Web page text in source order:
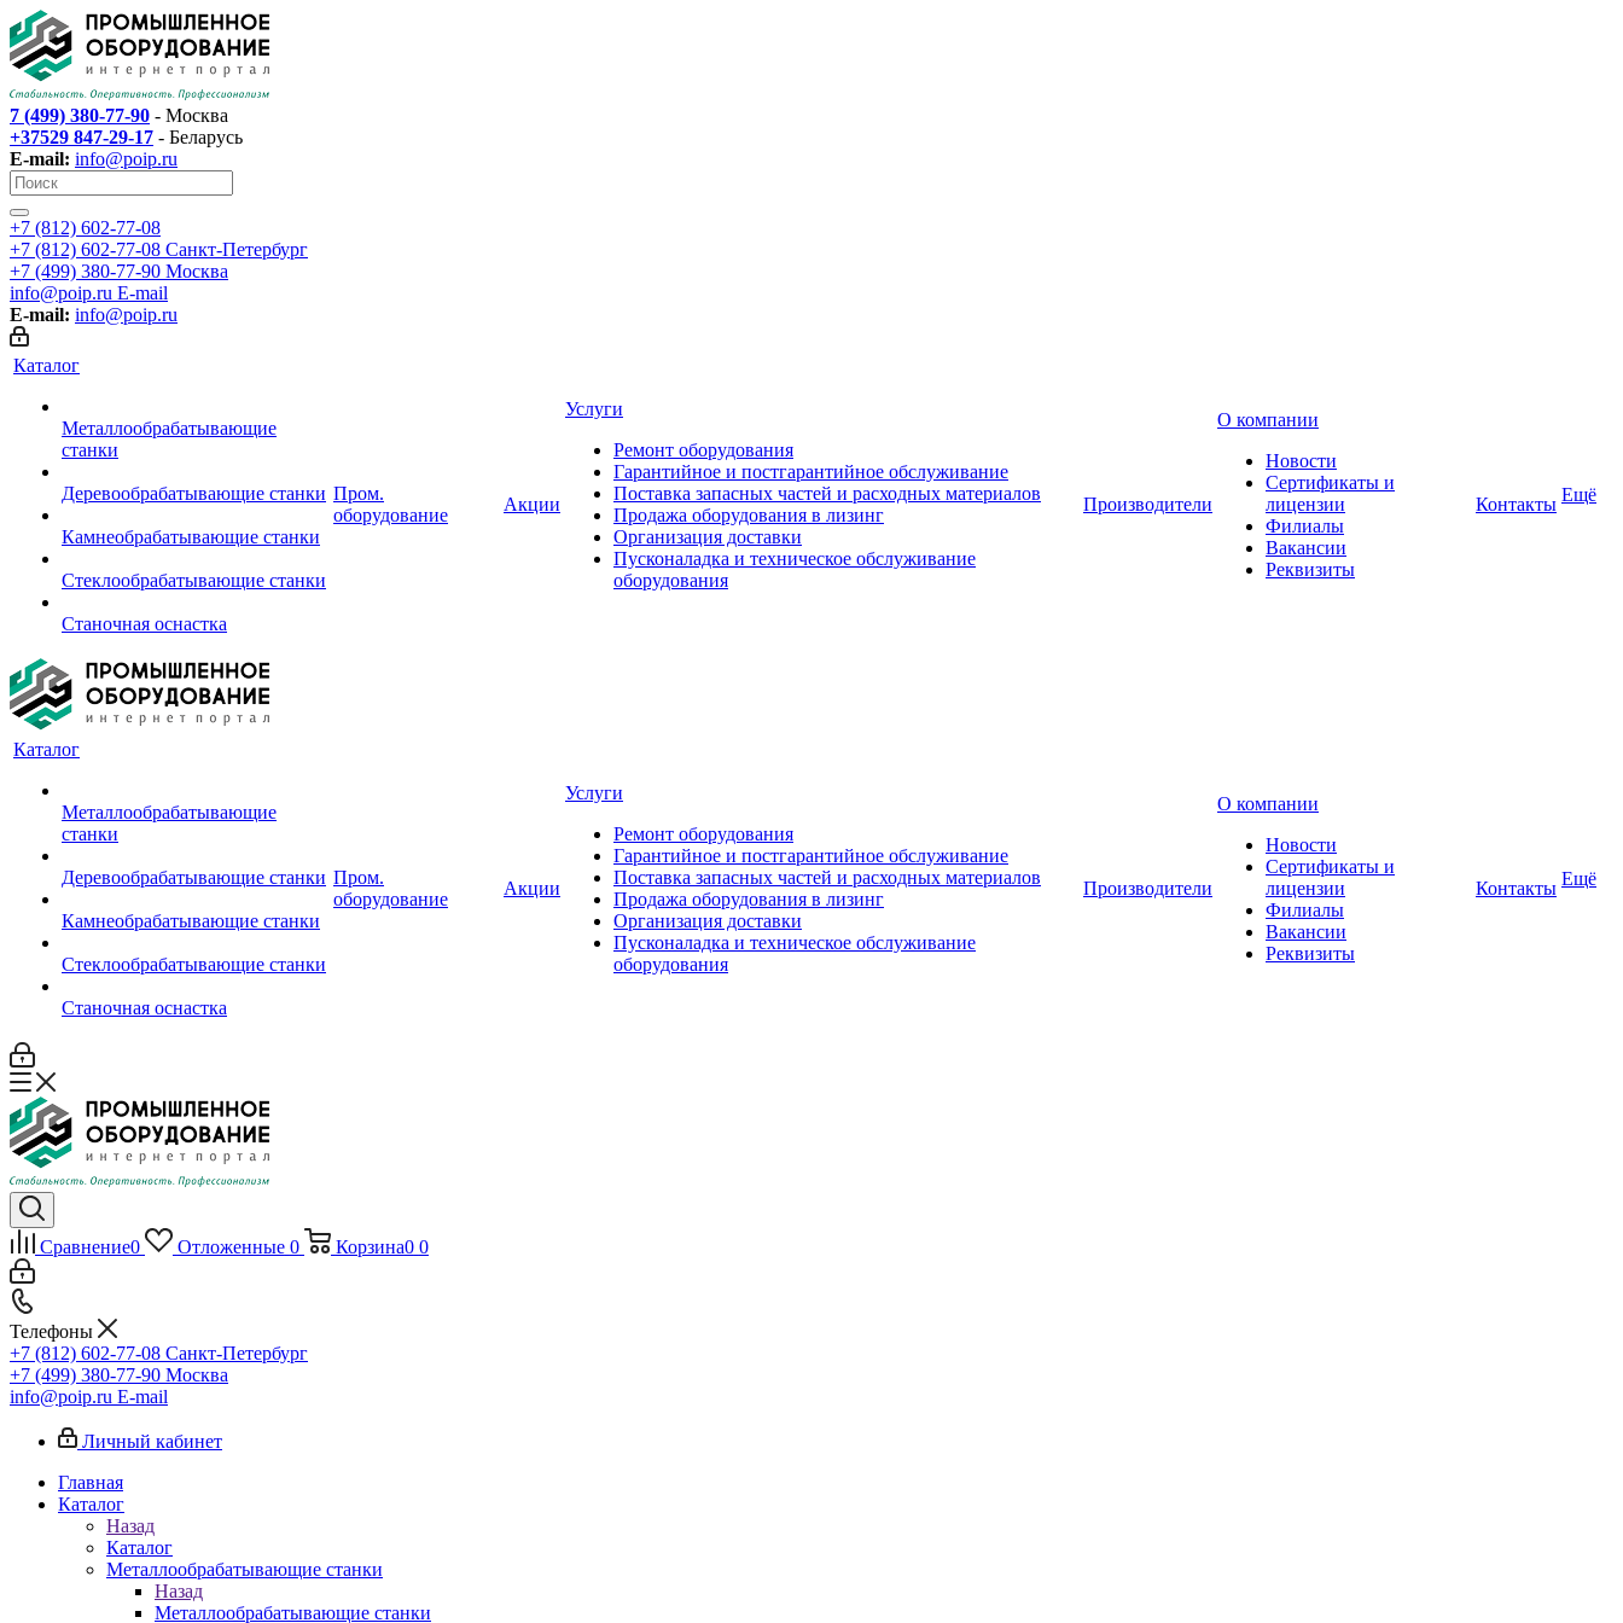
7 (499) 380-77-90 - Москва
+37529 847-29-17 - Беларусь
E-mail: info@poip.ru
+7 (812) 602-77-08
+7 (812) 602-77-08 Санкт-Петербург
+7 (499) 380-77-90 Москва
info@poip.ru E-mail
E-mail: info@poip.ru
Каталог
Металлообрабатывающие
станки
Деревообрабатывающие станки
Камнеобрабатывающие станки
Стеклообрабатывающие станки
Станочная оснастка
Пром.
оборудование
Акции
Услуги
Ремонт оборудования
Гарантийное и постгарантийное обслуживание
Поставка запасных частей и расходных материалов
Продажа оборудования в лизинг
Организация доставки
Пусконаладка и техническое обслуживание
оборудования
Производители
О компании
Новости
Сертификаты и
лицензии
Филиалы
Вакансии
Реквизиты
Контакты Ещё
Каталог
Металлообрабатывающие
станки
Деревообрабатывающие станки
Камнеобрабатывающие станки
Стеклообрабатывающие станки
Станочная оснастка
Пром.
оборудование
Акции
Услуги
Ремонт оборудования
Гарантийное и постгарантийное обслуживание
Поставка запасных частей и расходных материалов
Продажа оборудования в лизинг
Организация доставки
Пусконаладка и техническое обслуживание
оборудования
Производители
О компании
Новости
Сертификаты и
лицензии
Филиалы
Вакансии
Реквизиты
Контакты Ещё
Сравнение0 Отложенные 0 Корзина0 0
Телефоны
+7 (812) 602-77-08 Санкт-Петербург
+7 (499) 380-77-90 Москва
info@poip.ru E-mail
Личный кабинет
Главная
Каталог
Назад
Каталог
Металлообрабатывающие станки
Назад
Металлообрабатывающие станки